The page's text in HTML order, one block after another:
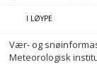
I LØYPE
Vær- og
Meteorologisk